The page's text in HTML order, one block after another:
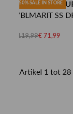
50% SALE IN STORE
WITH BLACK
WBLMARIT SS
€ 119,99€ 71,99
Artikel 1 tot 28